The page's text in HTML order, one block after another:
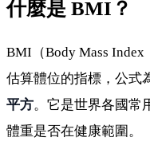
什麼是 BMI？
BMI（Body Mass
估算體位的指標，公式
平方。它是世界各國常
體重是否在健康範圍。